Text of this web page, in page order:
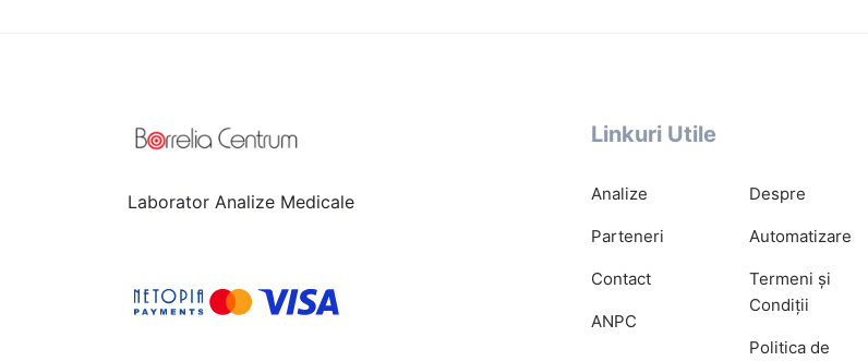
Laborator Analize Medicale
Linkuri Utile
Analize
Parteneri
Contact
ANPC
Despre
Automatizare
Termeni și
Condiții
Politica de